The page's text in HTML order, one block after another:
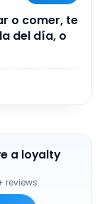
o comer, te
del día, o
a loyalty
reviews